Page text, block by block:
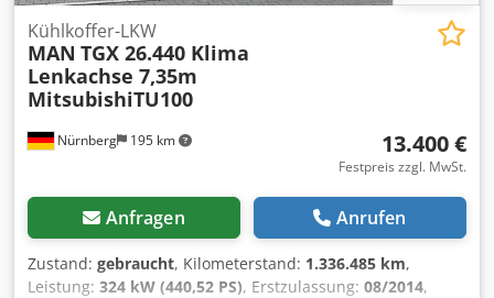
Nürnberg 195 km
Kühlkoffer-LKW
MAN TGX 26.440 Klima
Lenkachse 7,35m
MitsubishiTU100
13.400 €
Festpreis zzgl. MwSt.
Anfragen Anrufen
Zustand: gebraucht, Kilometerstand: 1.336.485 km,
Leistung: 324 kW (440,52 PS), Erstzulassung: 08/2014,